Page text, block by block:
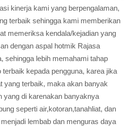
kinerja kami yang berpengalaman,
terbaik sehingga kami memberikan
memeriksa kendala/kejadian yang
dengan aspal hotmik Rajasa
sehingga lebih memahami tahap
terbaik kepada pengguna, karea jika
yang terbaik, maka akan banyak
yang di karenakan banyaknya
seperti air,kotoran,tanahliat, dan
lembab dan menguras daya